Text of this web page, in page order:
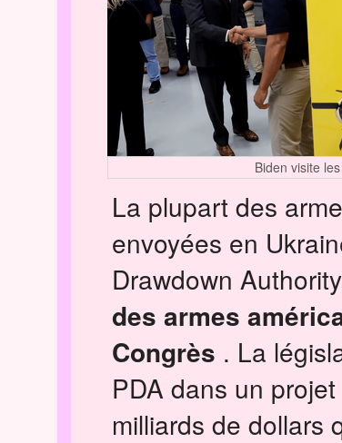
Biden visite
La plupart des
envoyées en
Drawdown
des armes
Congrès . La
PDA dans un
milliards de dollars